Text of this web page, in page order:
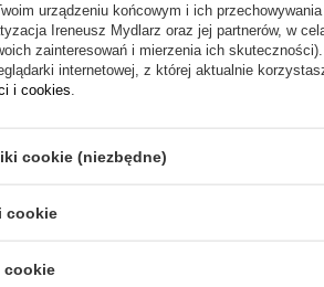
urządzeniu końcowym i ich
Ireneusz Mydlarz oraz jej partnerów, w
zainteresowań i mierzenia ich
internetowej, z której aktualnie
i cookies
cookie (niezbędne)
cookie
cookie